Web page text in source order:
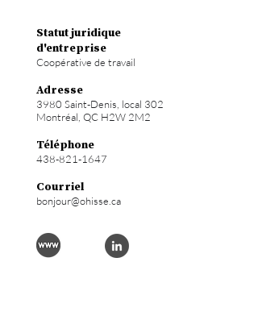
Statut juridique
d'entreprise
Coopérative de travail
Adresse
3980 Saint-Denis, local 302
Montréal, QC H2W 2M2
Téléphone
438-821-1647
Courriel
bonjour@ohisse.ca